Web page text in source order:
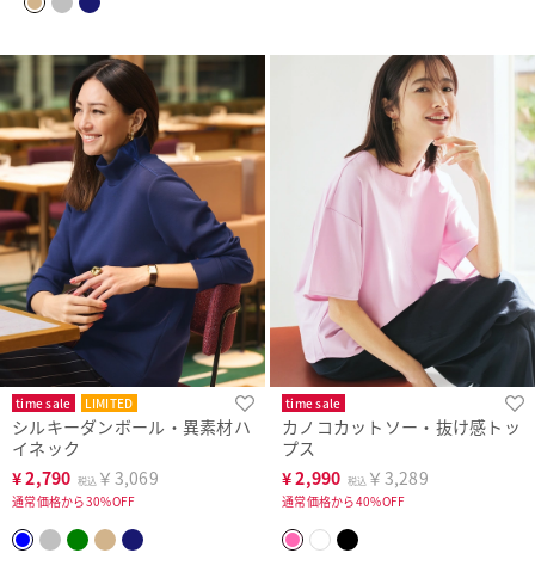
time sale LIMITED
シルキーダンボール・異素材ハ
イネック
¥2,790 税込 ￥3,069
通常価格から30%OFF
time sale
カノコカットソー・抜け感トッ
プス
¥2,990 税込 ￥3,289
通常価格から40%OFF